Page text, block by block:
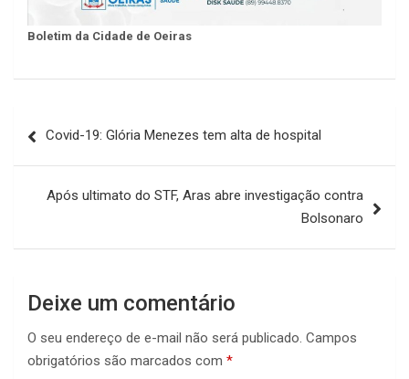
Boletim da Cidade de Oeiras
de
Covid-19: Glória Menezes tem alta de hospital
Após ultimato do STF, Aras abre investigação contra
Bolsonaro
Deixe um comentário
O seu endereço de e-mail não será publicado. Campos
obrigatórios são marcados com *